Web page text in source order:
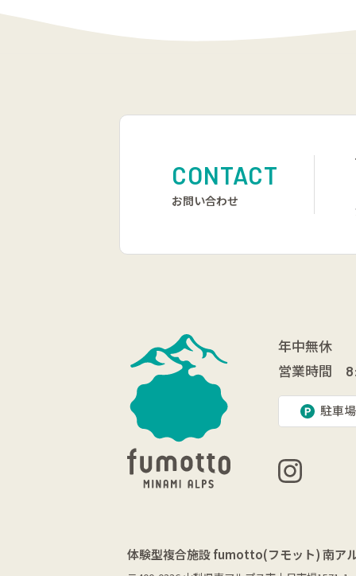
CONTACT
お問い合わせ
年中無休
営業時間
駐車
体験型複合施設fumotto(フモット) 南ア